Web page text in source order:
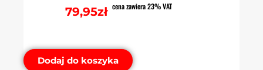
79,95zł cena zawiera 23% VAT
Dodaj do koszyka